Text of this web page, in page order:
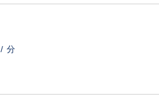
/ 分